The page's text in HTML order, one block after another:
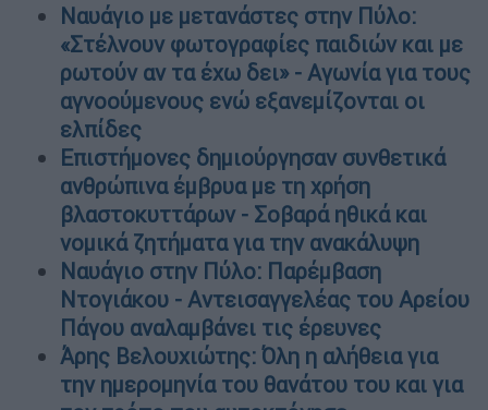
Ναυάγιο με μετανάστες στην Πύλο:
«Στέλνουν φωτογραφίες παιδιών και με
ρωτούν αν τα έχω δει» - Αγωνία για τους
αγνοούμενους ενώ εξανεμίζονται οι
ελπίδες
Επιστήμονες δημιούργησαν συνθετικά
ανθρώπινα έμβρυα με τη χρήση
βλαστοκυττάρων - Σοβαρά ηθικά και
νομικά ζητήματα για την ανακάλυψη
Ναυάγιο στην Πύλο: Παρέμβαση
Ντογιάκου - Αντεισαγγελέας του Αρείου
Πάγου αναλαμβάνει τις έρευνες
Άρης Βελουχιώτης: Όλη η αλήθεια για
την ημερομηνία του θανάτου του και για